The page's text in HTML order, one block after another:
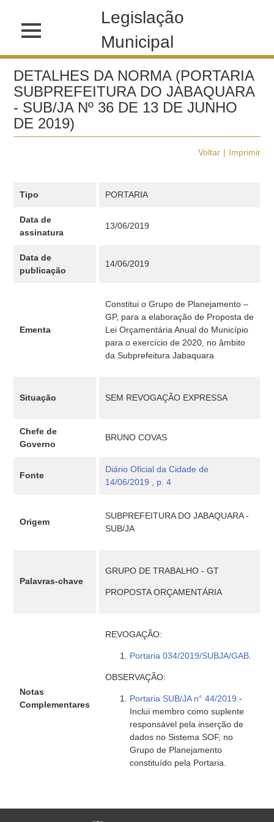
Legislação
Municipal
DETALHES DA NORMA (PORTARIA
SUBPREFEITURA DO JABAQUARA
- SUB/JA Nº 36 DE 13 DE JUNHO
DE 2019)
Voltar Imprimir
Tipo PORTARIA
Data de
assinatura
13/06/2019
Data de
publicação
14/06/2019
Ementa
Constitui o Grupo de Planejamento –
GP, para a elaboração de Proposta de
Lei Orçamentária Anual do Município
para o exercício de 2020, no âmbito
da Subprefeitura Jabaquara
Situação SEM REVOGAÇÃO EXPRESSA
Chefe de
Governo
BRUNO COVAS
Fonte
Diário Oficial da Cidade de
14/06/2019 , p. 4
Origem
SUBPREFEITURA DO JABAQUARA -
SUB/JA
Palavras-chave
GRUPO DE TRABALHO - GT
PROPOSTA ORÇAMENTÁRIA
Notas
Complementares
REVOGAÇÃO:
Portaria 034/2019/SUBJA/GAB
OBSERVAÇÃO:
Portaria SUB/JA n° 44/2019 -
Inclui membro como suplente
responsável pela inserção de
dados no Sistema SOF, no
Grupo de Planejamento
constituído pela Portaria.